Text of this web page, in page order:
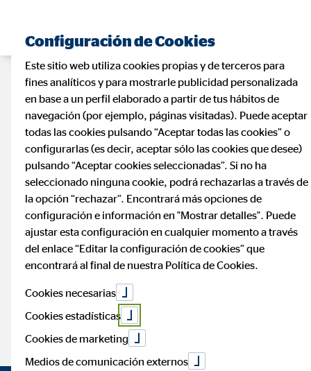
Configuración de Cookies
Este sitio web utiliza cookies propias y de terceros para
fines analíticos y para mostrarle publicidad personalizada
en base a un perfil elaborado a partir de tus hábitos de
navegación (por ejemplo, páginas visitadas). Puede aceptar
todas las cookies pulsando “Aceptar todas las cookies” o
configurarlas (es decir, aceptar sólo las cookies que desee)
pulsando “Aceptar cookies seleccionadas”. Si no ha
seleccionado ninguna cookie, podrá rechazarlas a través de
la opción “rechazar”. Encontrará más opciones de
configuración e información en "Mostrar detalles". Puede
ajustar esta configuración en cualquier momento a través
del enlace “Editar la configuración de cookies” que
encontrará al final de nuestra Política de Cookies.
Cookies necesarias
Cookies estadísticas
Cookies de marketing
Medios de comunicación externos